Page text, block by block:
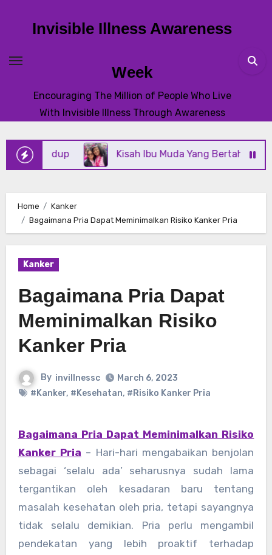
Invisible Illness Awareness
Week
Encouraging The Million of People Who Live
With Invisible Illness Through Awareness
Kisah Ibu Muda Yang Bertahan Melawan
Home
Kanker
Bagaimana Pria Dapat Meminimalkan Risiko Kanker Pria
Kanker
Bagaimana Pria Dapat
Meminimalkan Risiko
Kanker Pria
By invillnessc
March 6, 2023
#Kanker, #Kesehatan, #Risiko Kanker Pria
Bagaimana Pria Dapat Meminimalkan Risiko
Kanker Pria – Hari-hari mengabaikan benjolan
sebagai ‘selalu ada’ seharusnya sudah lama
tergantikan oleh kesadaran baru tentang
masalah kesehatan oleh pria, tetapi sayangnya
tidak selalu demikian. Pria perlu mengambil
pendekatan yang lebih proaktif terhadap